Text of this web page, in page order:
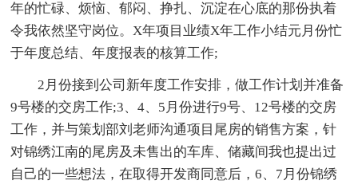
年的忙碌、烦恼、郁闷、挣扎、沉淀在心底的那份执着
令我依然坚守岗位。X年项目业绩X年工作小结元月份忙
于年度总结、年度报表的核算工作;
2月份接到公司新年度工作安排，做工作计划并准备
9号楼的交房工作;3、4、5月份进行9号、12号楼的交房
工作，并与策划部刘老师沟通项目尾房的销售方案，针
对锦绣江南的尾房及未售出的车库、储藏间我也提出过
自己的一些想法，在取得开发商同意后，6、7月份锦绣